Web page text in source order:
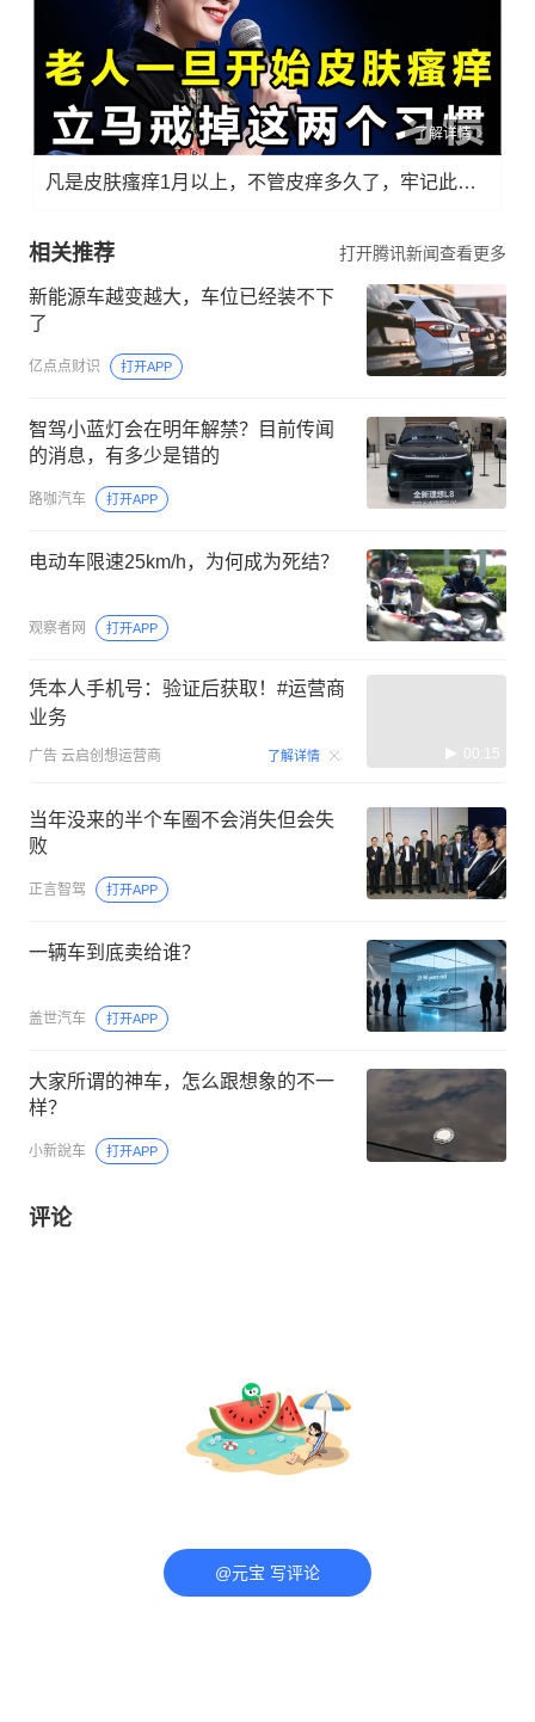
了解详情
凡是皮肤瘙痒1月以上，不管皮痒多久了，牢记此法，快！准！狠！
相关推荐 打开腾讯新闻查看更多
新能源车越变越大，车位已经装不下
了
亿点点财识 打开APP
智驾小蓝灯会在明年解禁？目前传闻
的消息，有多少是错的
路咖汽车 打开APP
电动车限速25km/h，为何成为死结？
观察者网 打开APP
凭本人手机号：验证后获取！#运营商
业务
广告 云启创想运营商 了解详情 00:15
当年没来的半个车圈不会消失但会失
败
正言智驾 打开APP
一辆车到底卖给谁？
盖世汽车 打开APP
大家所谓的神车，怎么跟想象的不一
样？
小新說车 打开APP
评论
@元宝 写评论